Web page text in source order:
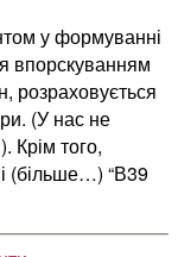
у формуванні
впорскуванням
розраховується
(У нас не
Крім того,
(більше…) “В39